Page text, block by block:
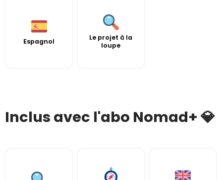
Espagnol
Le projet à la
loupe
Inclus avec l'abo Nomad+ 💎